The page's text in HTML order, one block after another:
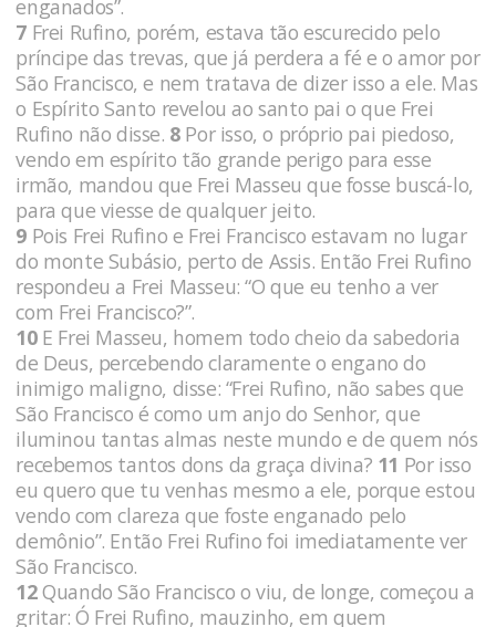
enganados”.
7 Frei Rufino, porém, estava tão escurecido pelo
príncipe das trevas, que já perdera a fé e o amor por
São Francisco, e nem tratava de dizer isso a ele. Mas
o Espírito Santo revelou ao santo pai o que Frei
Rufino não disse. 8Por isso, o próprio pai piedoso,
vendo em espírito tão grande perigo para esse
irmão, mandou que Frei Masseu que fosse buscá-lo,
para que viesse de qualquer jeito.
9 Pois Frei Rufino e Frei Francisco estavam no lugar
do monte Subásio, perto de Assis. Então Frei Rufino
respondeu a Frei Masseu: “O que eu tenho a ver
com Frei Francisco?”.
10E Frei Masseu, homem todo cheio da sabedoria
de Deus, percebendo claramente o engano do
inimigo maligno, disse: “Frei Rufino, não sabes que
São Francisco é como um anjo do Senhor, que
iluminou tantas almas neste mundo e de quem nós
recebemos tantos dons da graça divina? 11 Por isso
eu quero que tu venhas mesmo a ele, porque estou
vendo com clareza que foste enganado pelo
demônio”. Então Frei Rufino foi imediatamente ver
São Francisco.
12Quando São Francisco o viu, de longe, começou a
gritar: Ó Frei Rufino, mauzinho, em quem